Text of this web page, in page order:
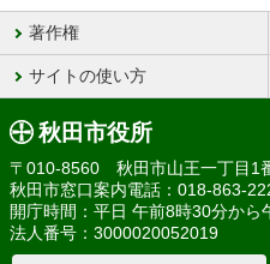
著作権
サイトの使い方
秋田市役所
〒010-8560 秋田市山王一丁目1
秋田市窓口案内電話：018-863-
開庁時間：平日 午前8時30分から
法人番号：3000020052019